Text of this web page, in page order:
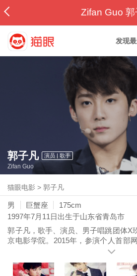
Zifan Guo 郭
发现
郭子凡 演员 | 歌手
Zifan Guo
猫眼电影 >郭子凡
男 巨蟹座
175cm
1997年7月11日 出生于山东省青岛市
郭子凡，歌手、演员、男子唱跳团体X
京电影学院。2015年，参演个人首部
同年，参加浙江卫视《燃烧吧少年
担当的身份成为X玖少年团成员之一